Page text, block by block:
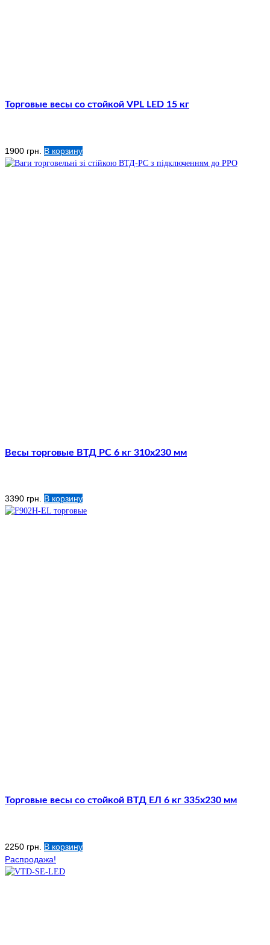
Торговые весы со стойкой VPL LED 15 кг
1900 грн. В корзину
Весы торговые ВТД РС 6 кг 310х230 мм
3390 грн. В корзину
Торговые весы со стойкой ВТД ЕЛ 6 кг 335х230 мм
2250 грн.
В корзину
Распродажа!